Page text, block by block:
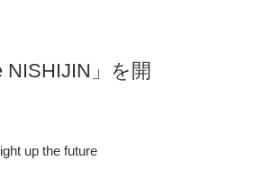
」を開
up the future